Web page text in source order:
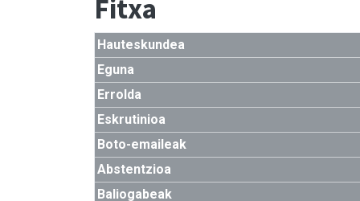
Fitxa
Hauteskundea
Eguna
Errolda
Eskrutinioa
Boto-emaileak
Abstentzioa
Baliogabeak